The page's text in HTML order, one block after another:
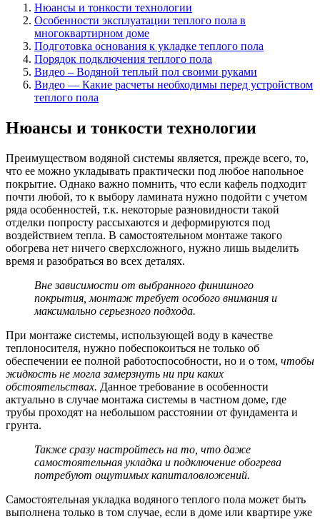
Нюансы и тонкости технологии
Особенности эксплуатации теплого пола в
многоквартирном доме
Подготовка основания к укладке теплого пола
Порядок подключения теплого пола
Видео – Водяной теплый пол своими руками
Видео — Какие расчеты необходимы перед устройством
теплого пола
Нюансы и тонкости технологии
Преимуществом водяной системы является, прежде всего, то,
что ее можно укладывать практически под любое напольное
покрытие. Однако важно помнить, что если кафель подходит
почти любой, то к выбору ламината нужно подойти с учетом
ряда особенностей, т.к. некоторые разновидности такой
отделки попросту рассыхаются и деформируются под
воздействием тепла. В самостоятельном монтаже такого
обогрева нет ничего сверхсложного, нужно лишь выделить
время и разобраться во всех деталях.
Вне зависимости от выбранного финишного
покрытия, монтаж требует особого внимания и
максимально серьезного подхода.
При монтаже системы, использующей воду в качестве
теплоносителя, нужно побеспокоиться не только об
обеспечении ее полной работоспособности, но и о том, чтобы
жидкость не могла замерзнуть ни при каких
обстоятельствах. Данное требование в особенности
актуально в случае монтажа системы в частном доме, где
трубы проходят на небольшом расстоянии от фундамента и
грунта.
Также сразу настройтесь на то, что даже
самостоятельная укладка и подключение обогрева
потребуют ощутимых капиталовложений.
Самостоятельная укладка водяного теплого пола может быть
выполнена только в том случае, если в доме или квартире уже